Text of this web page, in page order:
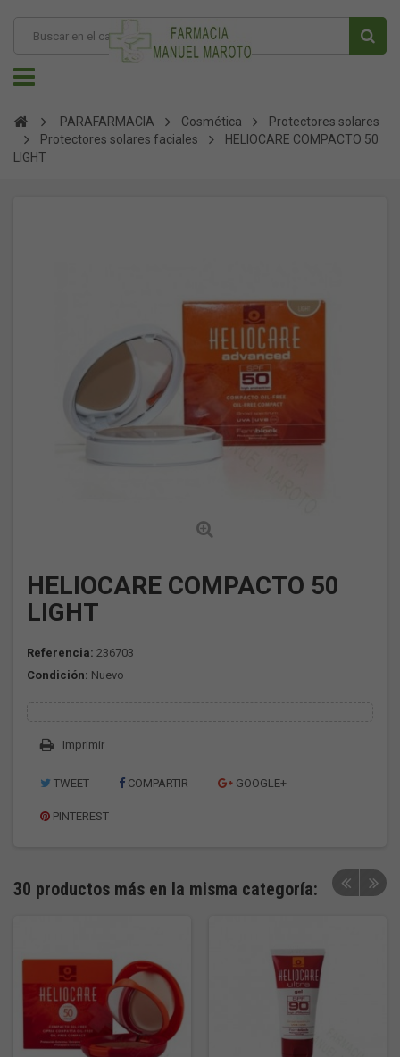
PARAFARMACIA Cosmética
Protectores solares
Protectores solares faciales
HELIOCARE COMPACTO 50
LIGHT
HELIOCARE COMPACTO 50
LIGHT
Referencia: 236703
Condición: Nuevo
Imprimir
TWEET COMPARTIR GOOGLE+
PINTEREST
30 productos más en la misma categoría: